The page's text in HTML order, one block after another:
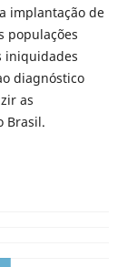
implantação de
populações
iniquidades
diagnóstico
as
Brasil.